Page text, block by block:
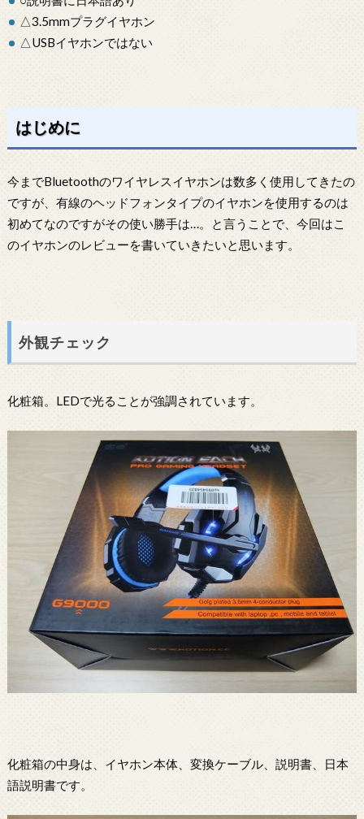
△3.5mmプラグイヤホン
△USBイヤホンではない
はじめに
今までBluetoothのワイヤレスイヤホンは数多く使用してきたの
ですが、有線のヘッドフォンタイプのイヤホンを使用するのは
初めてなのですがその使い勝手は…。と言うことで、今回はこ
のイヤホンのレビューを書いていきたいと思います。
外観チェック
化粧箱。LEDで光ることが強調されています。
化粧箱の中身は、イヤホン本体、変換ケーブル、説明書、日本
語説明書です。